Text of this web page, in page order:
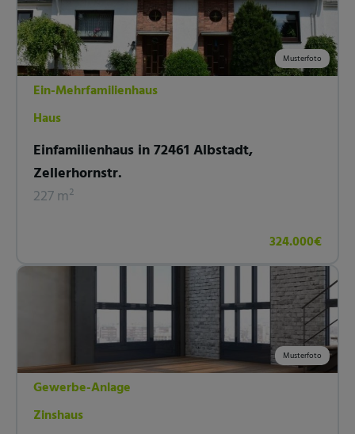
Musterfoto
Ein-Mehrfamilienhaus
Haus
Einfamilienhaus in 72461 Albstadt,
Zellerhornstr.
227 m²
324.000€
Musterfoto
Gewerbe-Anlage
Zinshaus